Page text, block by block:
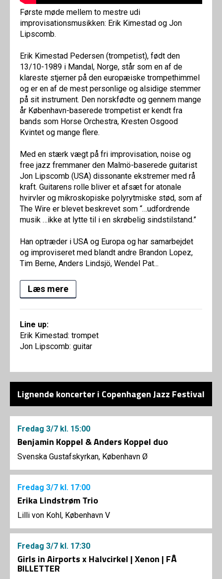
Første møde mellem to mestre udi
improvisationsmusikken: Erik Kimestad og Jon
Lipscomb.
Erik Kimestad Pedersen (trompetist), født den
13/10-1989 i Mandal, Norge, står som en af de
klareste stjerner på den europæiske trompethimmel
og er en af de mest personlige og alsidige stemmer
på sit instrument. Den norskfødte og gennem mange
år København-baserede trompetist er kendt fra
bands som Horse Orchestra, Kresten Osgood
Kvintet og mange flere.
Med en stærk vægt på fri improvisation, noise og
free jazz fremmaner den Malmö-baserede guitarist
Jon Lipscomb (USA) dissonante ekstremer med rå
kraft. Guitarens rolle bliver et afsæt for atonale
hvirvler og mikroskopiske polyrytmiske stød, som af
The Wire er blevet beskrevet som “…udfordrende
musik …ikke at lytte til i en skrøbelig sindstilstand.”
Han optræder i USA og Europa og har samarbejdet
og improviseret med blandt andre Brandon Lopez,
Tim Berne, Anders Lindsjö, Wendel Pat...
Læs mere
Line up:
Erik Kimestad: trompet
Jon Lipscomb: guitar
Lignende koncerter i Copenhagen Jazz Festival
Fredag 3/7 kl. 15:00
Benjamin Koppel & Anders Koppel duo
Svenska Gustafskyrkan, København Ø
Fredag 3/7 kl. 17:00
Erika Lindstrøm Trio
Lilli von Kohl, København V
Fredag 3/7 kl. 17:30
Girls in Airports x Halvcirkel | Xenon | FÅ
BILLETTER